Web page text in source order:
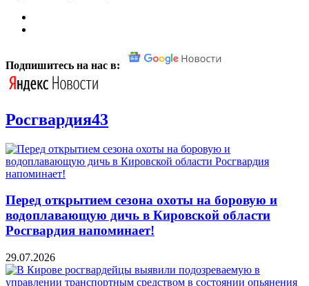
Подпишитесь на нас в:
Росгвардия43
Перед открытием сезона охоты на боровую и
водоплавающую дичь в Кировской области
Росгвардия напоминает!
29.07.2026